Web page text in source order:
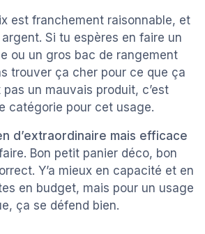
est franchement raisonnable, et
Si tu espères en faire un
ou un gros bac de rangement
trouver ça cher pour ce que ça
pas un mauvais produit, c’est
catégorie pour cet usage.
d’extraordinaire mais efficace
Bon petit panier déco, bon
Y’a mieux en capacité et en
en budget, mais pour un usage
ça se défend bien.